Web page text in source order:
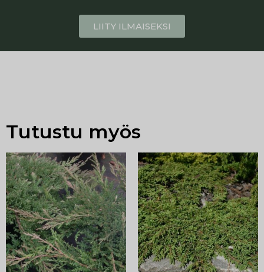
LIITY ILMAISEKSI
Tutustu myös